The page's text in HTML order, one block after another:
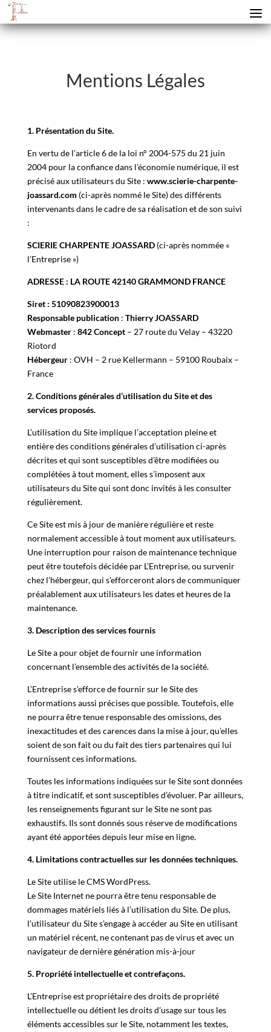
Mentions Légales
1. Présentation du Site.
En vertu de l’article 6 de la loi n° 2004-575 du 21 juin
2004 pour la confiance dans l’économie numérique, il est
précisé aux utilisateurs du Site : www.scierie-charpente-
joassard.com (ci-après nommé le Site) des différents
intervenants dans le cadre de sa réalisation et de son suivi
:
SCIERIE CHARPENTE JOASSARD (ci-après nommée «
l’Entreprise »)
ADRESSE : LA ROUTE 42140 GRAMMOND FRANCE
Siret : 51090823900013
Responsable publication : Thierry JOASSARD
Webmaster : 842 Concept – 27 route du Velay – 43220
Riotord
Hébergeur : OVH – 2 rue Kellermann – 59100 Roubaix –
France
2. Conditions générales d’utilisation du Site et des
services proposés.
L’utilisation du Site implique l’acceptation pleine et
entière des conditions générales d’utilisation ci-après
décrites et qui sont susceptibles d’être modifiées ou
complétées à tout moment, elles s’imposent aux
utilisateurs du Site qui sont donc invités à les consulter
régulièrement.
Ce Site est mis à jour de manière régulière et reste
normalement accessible à tout moment aux utilisateurs.
Une interruption pour raison de maintenance technique
peut être toutefois décidée par L’Entreprise, ou survenir
chez l’hébergeur, qui s’efforceront alors de communiquer
préalablement aux utilisateurs les dates et heures de la
maintenance.
3. Description des services fournis
Le Site a pour objet de fournir une information
concernant l’ensemble des activités de la société.
L’Entreprise s’efforce de fournir sur le Site des
informations aussi précises que possible. Toutefois, elle
ne pourra être tenue responsable des omissions, des
inexactitudes et des carences dans la mise à jour, qu’elles
soient de son fait ou du fait des tiers partenaires qui lui
fournissent ces informations.
Toutes les informations indiquées sur le Site sont données
à titre indicatif, et sont susceptibles d’évoluer. Par ailleurs,
les renseignements figurant sur le Site ne sont pas
exhaustifs. Ils sont donnés sous réserve de modifications
ayant été apportées depuis leur mise en ligne.
4. Limitations contractuelles sur les données techniques.
Le Site utilise le CMS WordPress.
Le Site Internet ne pourra être tenu responsable de
dommages matériels liés à l’utilisation du Site. De plus,
l’utilisateur du Site s’engage à accéder au Site en utilisant
un matériel récent, ne contenant pas de virus et avec un
navigateur de dernière génération mis-à-jour
5. Propriété intellectuelle et contrefaçons.
L’Entreprise est propriétaire des droits de propriété
intellectuelle ou détient les droits d’usage sur tous les
éléments accessibles sur le Site, notamment les textes,